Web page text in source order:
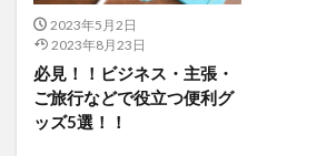
2023年5月2日
2023年8月23日
必見！！ビジネス・主張・
ご旅行などで役立つ便利グ
ッズ5選！！